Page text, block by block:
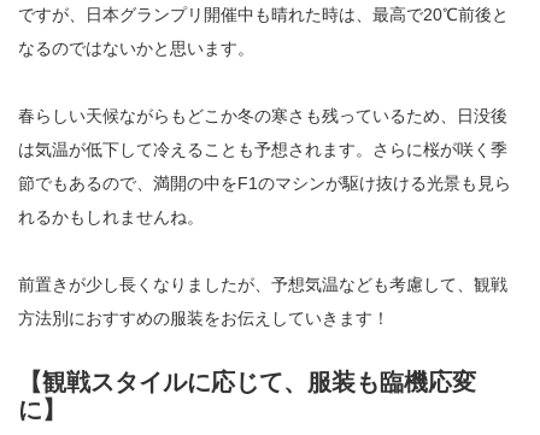
ですが、日本グランプリ開催中も晴れた時は、最高で20℃前後と
なるのではないかと思います。
春らしい天候ながらもどこか冬の寒さも残っているため、日没後
は気温が低下して冷えることも予想されます。さらに桜が咲く季
節でもあるので、満開の中をF1のマシンが駆け抜ける光景も見ら
れるかもしれませんね。
前置きが少し長くなりましたが、予想気温なども考慮して、観戦
方法別におすすめの服装をお伝えしていきます！
【観戦スタイルに応じて、服装も臨機応変
に】